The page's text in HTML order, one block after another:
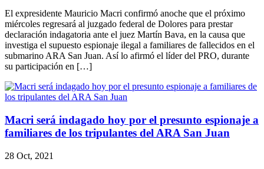
El expresidente Mauricio Macri confirmó anoche que el próximo
miércoles regresará al juzgado federal de Dolores para prestar
declaración indagatoria ante el juez Martín Bava, en la causa que
investiga el supuesto espionaje ilegal a familiares de fallecidos en el
submarino ARA San Juan. Así lo afirmó el líder del PRO, durante
su participación en […]
Macri será indagado hoy por el presunto espionaje a
familiares de los tripulantes del ARA San Juan
28 Oct, 2021